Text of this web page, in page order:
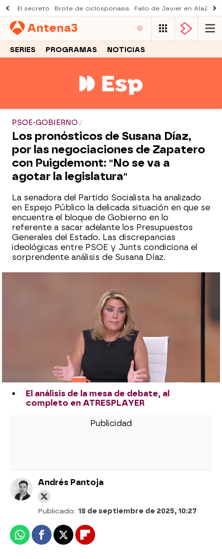
El secreto Brote de ciclosporiasis Fallo de Javier en AlaZ
Antena3
SERIES PROGRAMAS NOTICIAS
PSOE-GOBIERNO
Los pronósticos de Susana Díaz,
por las negociaciones de Zapatero
con Puigdemont: "No se va a
agotar la legislatura"
La senadora del Partido Socialista ha analizado
en Espejo Público la delicada situación en que se
encuentra el bloque de Gobierno en lo
referente a sacar adelante los Presupuestos
Generales del Estado. Las discrepancias
ideológicas entre PSOE y Junts condiciona el
sorprendente análisis de Susana Díaz.
abordar el apoyo de Junts a los
Susana Díaz, sobre la reunión entre
Salvador Illa y Carles Puigdemont
Puigdemont: "Me cuesta ver esa foto"
Susana Díaz, sobre las medidas contra
Israel anunciadas por Sánchez: "Teníamos
que haberlo marcado como una política
de Estado"
El análisis de la mesa de debate, al
completo en ATRESPLAYER
Andrés Pantoja
Publicado: 18 de septiembre de 2025, 10:27
WhatsappFacebook
X Flipboard